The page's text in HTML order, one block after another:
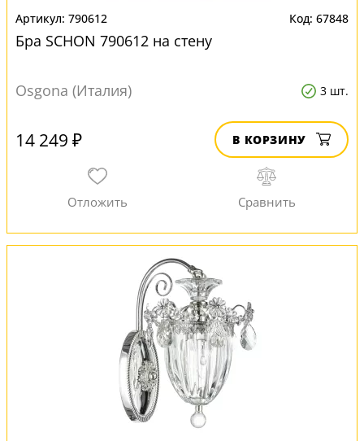
790612 67848
Бра SCHON 790612 на стену
Osgona (Италия) 3 шт.
14 249 ₽ В КОРЗИНУ